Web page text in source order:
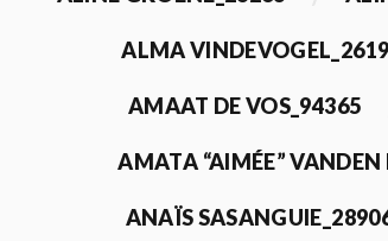
ALMA
AMAAT DE VOS_94365
AMATA “AIMÉE” VANDEN
ANAÏS